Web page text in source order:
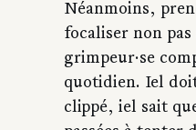
Néanmoins,
focaliser non
grimpeur·se
quotidien. Iel
clippé, iel sait